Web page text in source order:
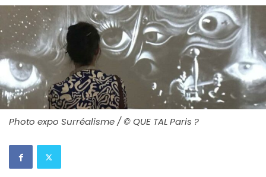
Photo expo Surréalisme / © QUE TAL Paris ?